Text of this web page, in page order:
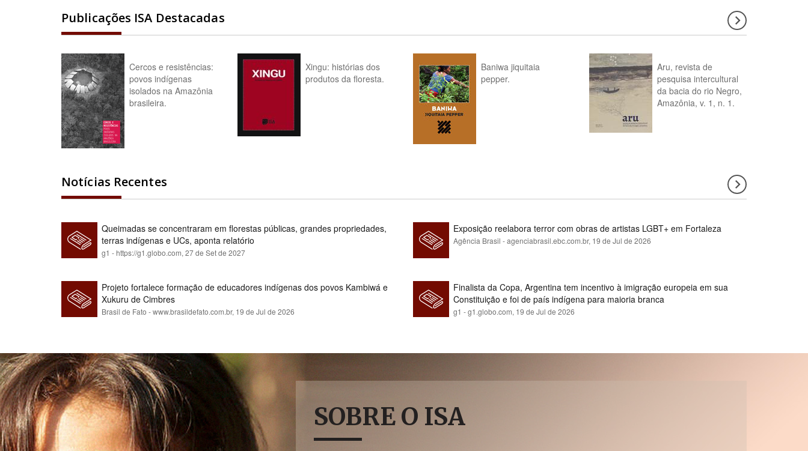
Publicações ISA Destacadas
Cercos e resistências:
povos indígenas
isolados na Amazônia
brasileira.
Xingu: histórias dos
produtos da floresta.
Baniwa jiquitaia
pepper.
Aru, revista de
pesquisa intercultural
da bacia do rio Negro,
Amazônia, v. 1, n. 1.
Notícias Recentes
Queimadas se concentraram em florestas públicas, grandes propriedades,
terras indígenas e UCs, aponta relatório
g1 - https://g1.globo.com, 27 de Set de 2027
Exposição reelabora terror com obras de artistas LGBT+ em Fortaleza
Agência Brasil - agenciabrasil.ebc.com.br, 19 de Jul de 2026
Projeto fortalece formação de educadores indígenas dos povos Kambiwá e
Xukuru de Cimbres
Brasil de Fato - www.brasildefato.com.br, 19 de Jul de 2026
Finalista da Copa, Argentina tem incentivo à imigração europeia em sua
Constituição e foi de país indígena para maioria branca
g1 - g1.globo.com, 19 de Jul de 2026
SOBRE O ISA